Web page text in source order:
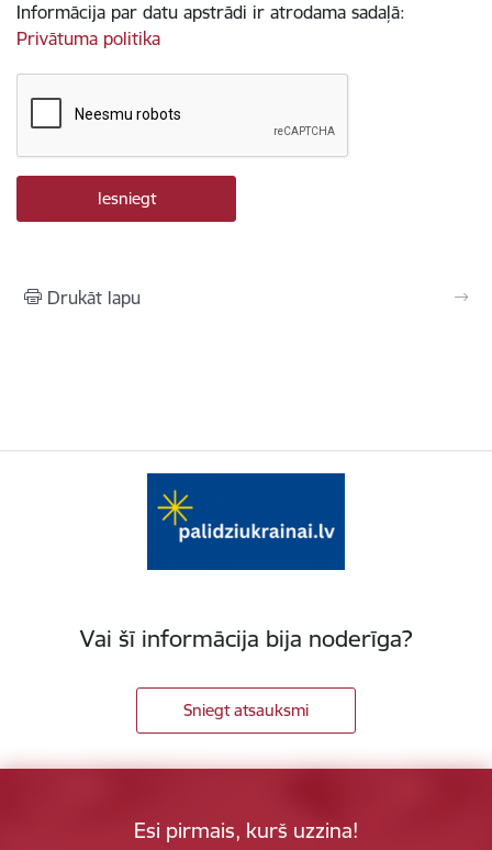
Informācija par datu apstrādi ir atrodama sadaļā:
Privātuma politika
Drukāt lapu
Vai šī informācija bija noderīga?
Sniegt atsauksmi
Esi pirmais, kurš uzzina!